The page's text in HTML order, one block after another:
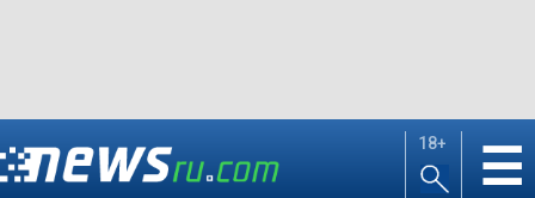
18+ ☰